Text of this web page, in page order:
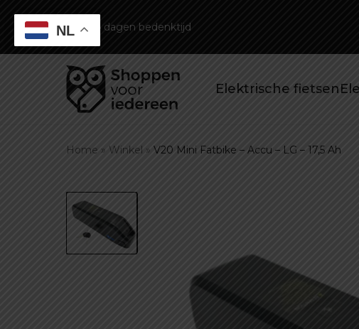
14 dagen bedenktijd
Elektrische fietsen
Home » Winkel » V20 Mini Fatbike – Accu – LG – 17,5 Ah
NL